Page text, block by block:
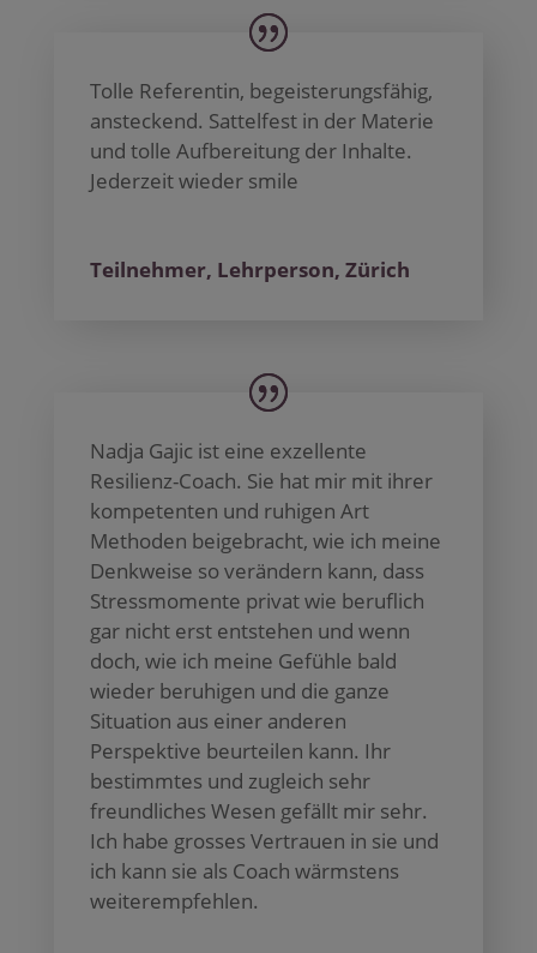
Tolle Referentin, begeisterungsfähig,
ansteckend. Sattelfest in der Materie
und tolle Aufbereitung der Inhalte.
Jederzeit wieder smile
Teilnehmer, Lehrperson, Zürich
Nadja Gajic ist eine exzellente
Resilienz-Coach. Sie hat mir mit ihrer
kompetenten und ruhigen Art
Methoden beigebracht, wie ich meine
Denkweise so verändern kann, dass
Stressmomente privat wie beruflich
gar nicht erst entstehen und wenn
doch, wie ich meine Gefühle bald
wieder beruhigen und die ganze
Situation aus einer anderen
Perspektive beurteilen kann. Ihr
bestimmtes und zugleich sehr
freundliches Wesen gefällt mir sehr.
Ich habe grosses Vertrauen in sie und
ich kann sie als Coach wärmstens
weiterempfehlen.